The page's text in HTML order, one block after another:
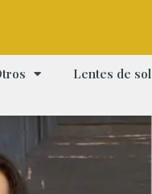
Lentes de sol